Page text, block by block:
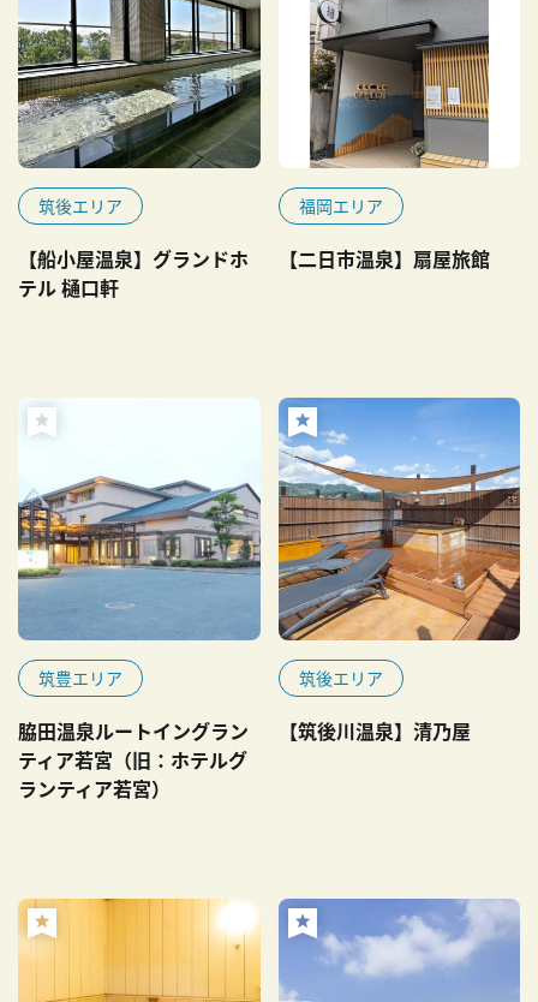
筑後エリア
【船小屋温泉】グランドホ
テル 樋口軒
福岡エリア
【二日市温泉】扇屋旅館
筑豊エリア
脇田温泉ルートイングラン
ティア若宮（旧：ホテルグ
ランティア若宮）
筑後エリア
【筑後川温泉】清乃屋